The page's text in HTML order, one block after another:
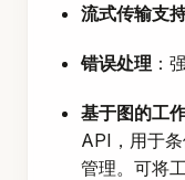
流式传输支
错误处理 ：
基于图的工
API，用于
管理。可将